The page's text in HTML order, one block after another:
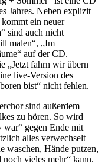
Jahres. Neben explizit
ein neuer
sind auch nicht
malen“, „Im
auf der CD.
„Jetzt fahrn wir übern
live-Version des
bist“ nicht fehlen.
sind außerdem
zu hören. So wird
war“ gegen Ende mit
alles verwechselt
waschen, Hände putzen,
vieles mehr“ kann.